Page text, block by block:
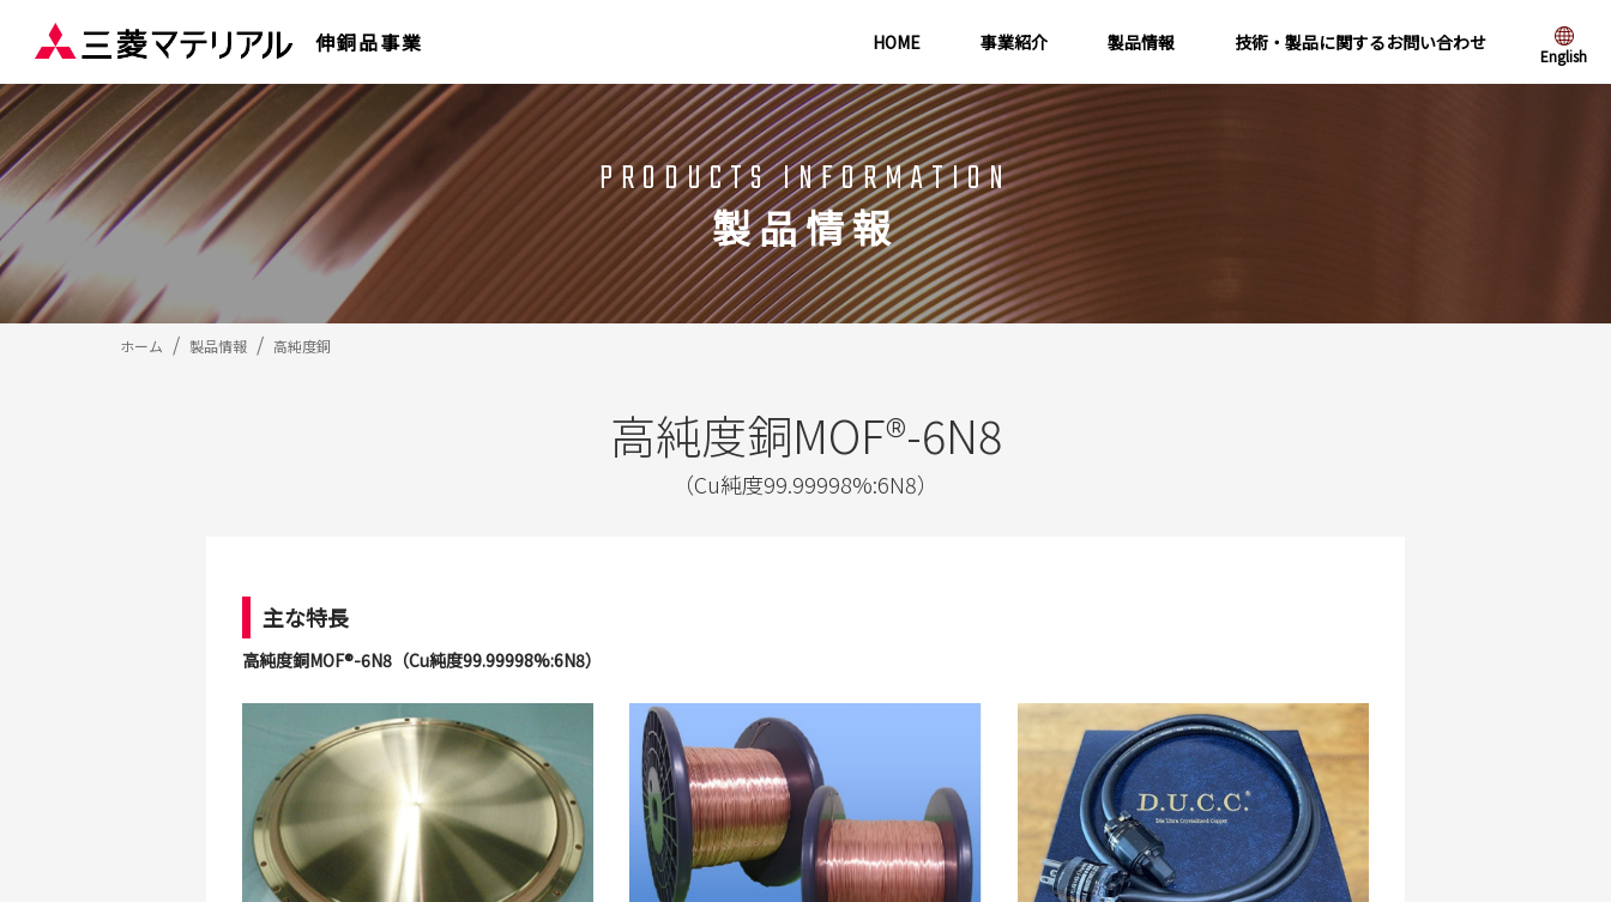
伸銅品事業 HOME 事業紹介 製品情報 技術・製品に関するお問い合わせ
English
PRODUCTS INFORMATION
製品情報
ホーム 製品情報 高純度銅
高純度銅MOF®-6N8
（Cu純度99.99998%:6N8）
主な特長
高純度銅MOF®-6N8（Cu純度99.99998%:6N8）